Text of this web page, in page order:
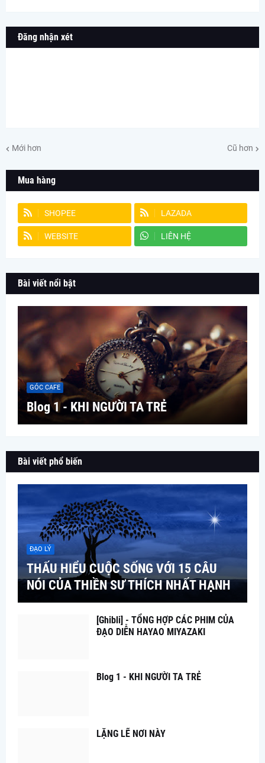
Đăng nhận xét
Mới hơn Cũ hơn
Mua hàng
SHOPEE LAZADA
WEBSITE LIÊN HỆ
Bài viết nổi bật
GÓC CAFE
Blog 1 - KHI NGƯỜI TA TRẺ
Bài viết phổ biến
ĐẠO LÝ
THẤU HIỂU CUỘC SỐNG VỚI 15 CÂU
NÓI CỦA THIỀN SƯ THÍCH NHẤT HẠNH
[Ghibli] - TỔNG HỢP CÁC PHIM CỦA
ĐẠO DIỄN HAYAO MIYAZAKI
Blog 1 - KHI NGƯỜI TA TRẺ
LẶNG LẼ NƠI NÀY